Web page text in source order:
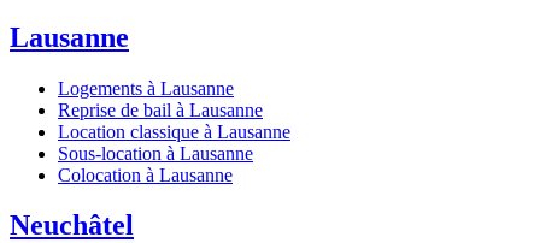
Lausanne
Logements à Lausanne
Reprise de bail à Lausanne
Location classique à Lausanne
Sous-location à Lausanne
Colocation à Lausanne
Neuchâtel